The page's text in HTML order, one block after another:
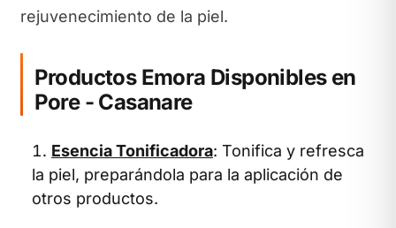
rejuvenecimiento de la piel.
Productos Emora Disponibles en
Pore - Casanare
Esencia Tonificadora: Tonifica y refresca
la piel, preparándola para la aplicación de
otros productos.